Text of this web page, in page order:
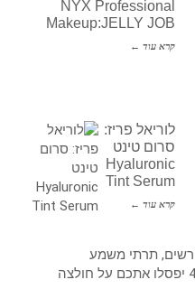
NYX Professional
Makeup:JELLY JOB
קרא עוד ←
לוריאל פריז:
סרום טינט
Hyaluronic
Tint Serum
קרא עוד ←
תרתי משמע
מריחים את הסוף: 46% יפסלו אתכם על חולצה